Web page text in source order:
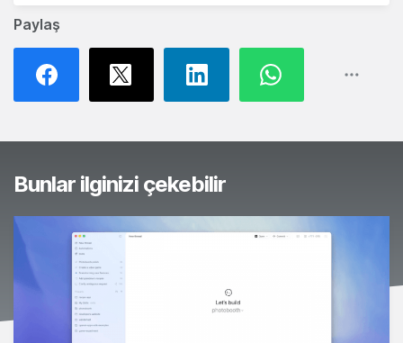
Paylaş
Bunlar ilginizi çekebilir